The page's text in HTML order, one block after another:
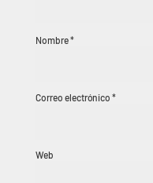
Nombre*
Correo electrónico *
Web